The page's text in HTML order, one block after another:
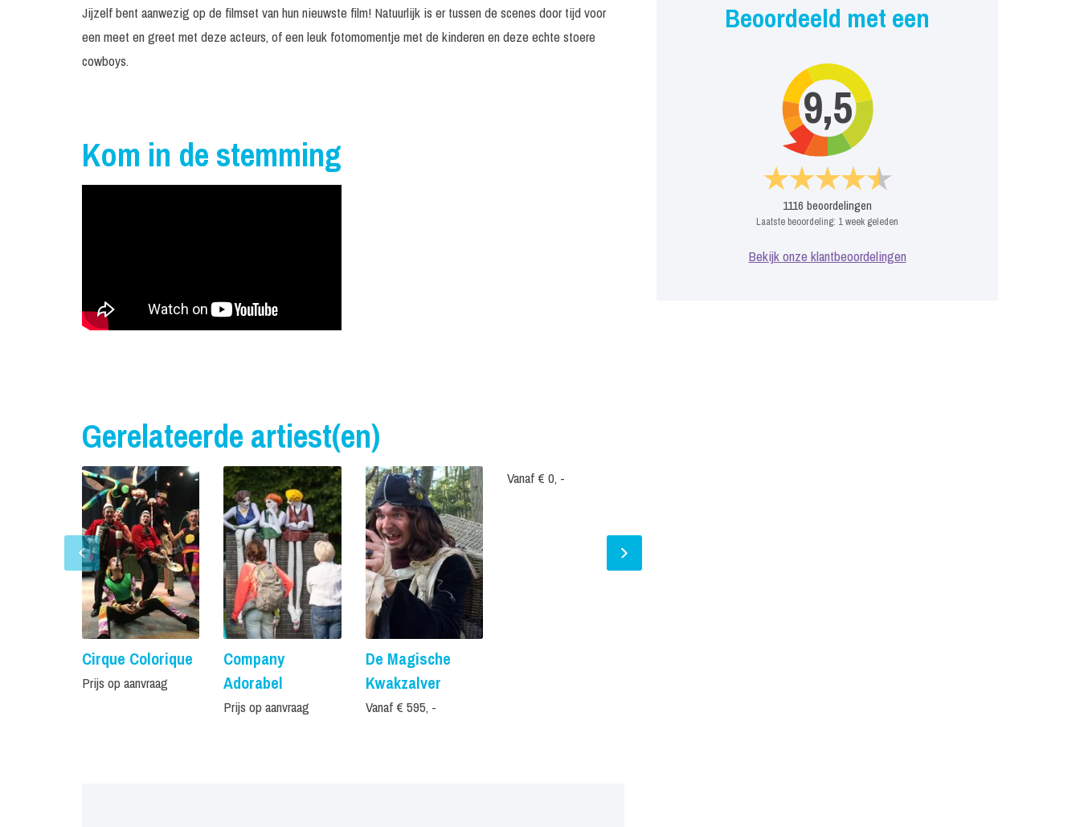
Jijzelf bent aanwezig op de filmset van hun nieuwste film! Natuurlijk is er tussen de scenes door tijd voor
een meet en greet met deze acteurs, of een leuk fotomomentje met de kinderen en deze echte stoere
cowboys.
Kom in de stemming
Beoordeeld met een
9,5
1116 beoordelingen
Laatste beoordeling: 1 week geleden
Bekijk onze klantbeoordelingen
Gerelateerde artiest(en)
Cirque Colorique
Prijs op aanvraag
Company
Adorabel
Prijs op aanvraag
De Magische
Kwakzalver
Vanaf € 595, -
Vanaf € 0, -